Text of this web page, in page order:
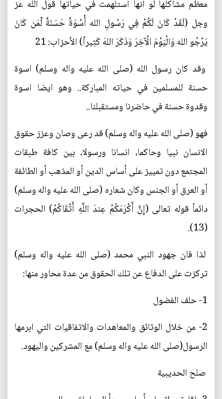
معظم مشاكلها لو انها استلهمت في حياتها قول الله عز
وجل (لَقَدْ كَانَ لَكُمْ فِي رَسُولِ الله أُسْوَةٌ حَسَنَةٌ لِّمَن كَانَ
يَرْجُو الله وَالْيَوْمَ الْآخِرَ وَذَكَرَ اللهَ كَثِيراً) الأحزاب: 21
وقد كان رسول الله (صلى الله عليه واله وسلم) اسوة
حسنة للمسلمين في حياته المباركة.. وهو ايضا اسوة
وقدوة حسنة في حاضرنا ومستقبلنا..
فهو (صلى الله عليه واله وسلم) قد رعى وصان وعزز حقوق
الانسان نبيا وحاكما، انسانا ورسولا، بين كافة طبقات
المجتمع دون تمييز على أساس الدين أو المذهب أو الطائفة
أو العرق أو الجنس وكان شعاره (صلى الله عليه واله وسلم)
دائماً قوله تعالى (إِنَّ أَكْرَمَكُمْ عِندَ اللَّهِ أَتْقَاكُمْ) الحجرات
(13).
لذا فان جهود النبي محمد (صلى الله عليه واله وسلم)
تركزت على الدفاع عن تلك الحقوق من عدة محاور منها:
1- حلف الفضول
2- من خلال الوثائق والمعاهدات والاتفاقيات التي ابرمها
الرسول(صلى الله عليه واله وسلم) مع المشركين واليهود.
صلح الحديبية